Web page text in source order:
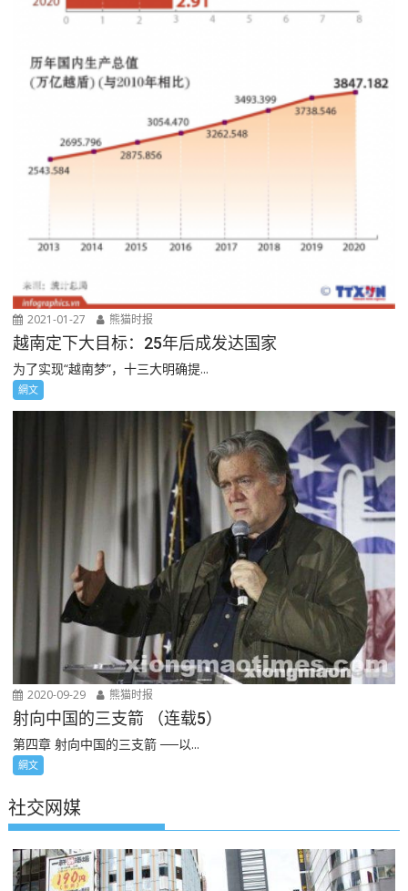
2021-01-27 熊猫时报
越南定下大目标：25年后成发达国家
为了实现“越南梦”，十三大明确提...
網文
2020-09-29 熊猫时报
射向中国的三支箭 （连载5）
第四章 射向中国的三支箭 ──以...
網文
社交网媒